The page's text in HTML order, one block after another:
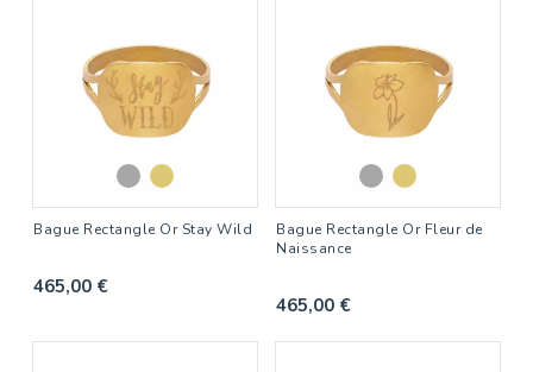
Bague Rectangle Or Stay Wild
465,00 €
Bague Rectangle Or Fleur de
Naissance
465,00 €